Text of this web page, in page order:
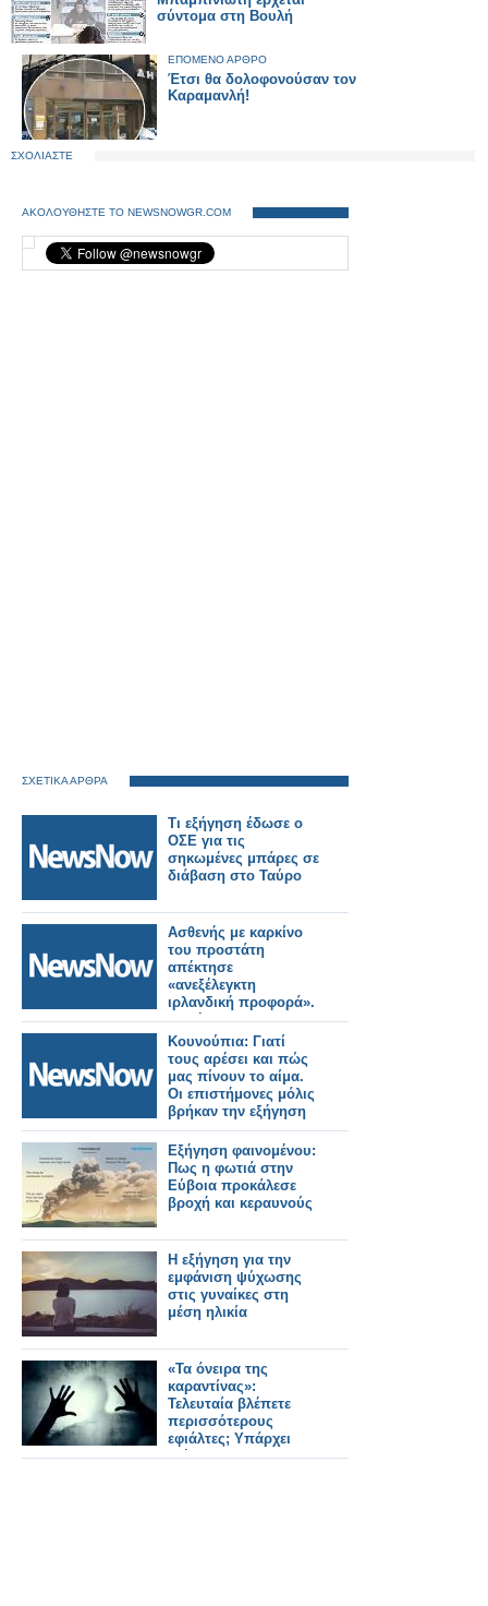
σύντομα στη Βουλή
ΕΠΟΜΕΝΟ ΑΡΘΡΟ
Έτσι θα δολοφονούσαν τον
Καραμανλή!
ΣΧΟΛΙΑΣΤΕ
ΑΚΟΛΟΥΘΗΣΤΕ ΤΟ NEWSNOWGR.COM
ΣΧΕΤΙΚΑ ΑΡΘΡΑ
Τι εξήγηση έδωσε ο
ΟΣΕ για τις
σηκωμένες μπάρες σε
διάβαση στο Ταύρο
Ασθενής με καρκίνο
του προστάτη
απέκτησε
«ανεξέλεγκτη
ιρλανδική προφορά».
Η εξήγηση των
ειδικών και το
σύνδρομο FAS
Κουνούπια: Γιατί
τους αρέσει και πώς
μας πίνουν το αίμα.
Οι επιστήμονες μόλις
βρήκαν την εξήγηση
Εξήγηση φαινομένου:
Πως η φωτιά στην
Εύβοια προκάλεσε
βροχή και κεραυνούς
Η εξήγηση για την
εμφάνιση ψύχωσης
στις γυναίκες στη
μέση ηλικία
«Τα όνειρα της
καραντίνας»:
Τελευταία βλέπετε
περισσότερους
εφιάλτες; Υπάρχει
εξήγηση